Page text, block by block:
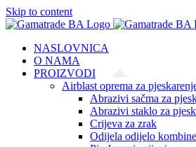
Skip to content
NASLOVNICA
O NAMA
PROIZVODI
Airblast oprema za
Abrazivi sačma za
Abrazivi staklo za
Crijeva za zrak
Odijela odijelo